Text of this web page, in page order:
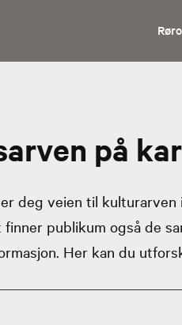
på
deg veien til
publikum også de
Her kan du